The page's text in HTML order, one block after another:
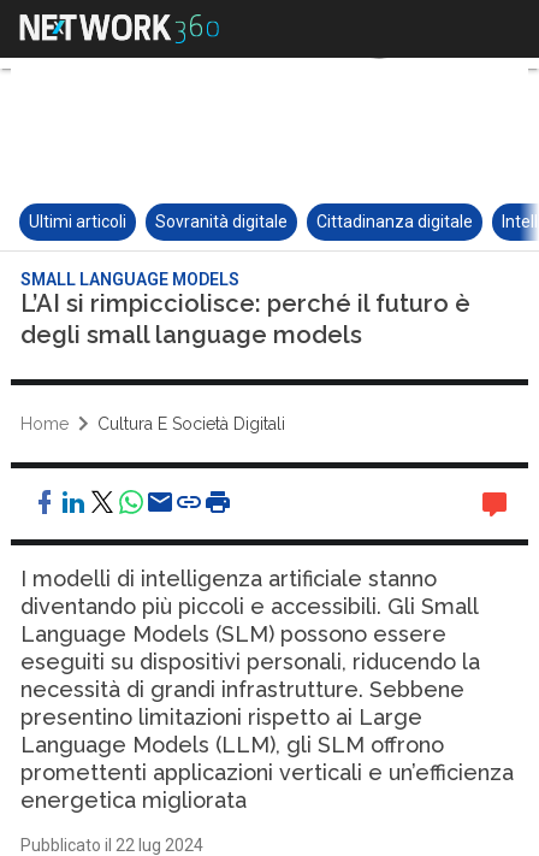
Ultimi articoli Sovranità digitale Cittadinanza digitale
SMALL LANGUAGE MODELS
L’AI si rimpicciolisce: perché il futuro è
degli small language models
Home Cultura E Società Digitali
I modelli di intelligenza artificiale stanno
diventando più piccoli e accessibili. Gli Small
Language Models (SLM) possono essere
eseguiti su dispositivi personali, riducendo la
necessità di grandi infrastrutture. Sebbene
presentino limitazioni rispetto ai Large
Language Models (LLM), gli SLM offrono
promettenti applicazioni verticali e un’efficienza
energetica migliorata
Pubblicato il 22 lug 2024